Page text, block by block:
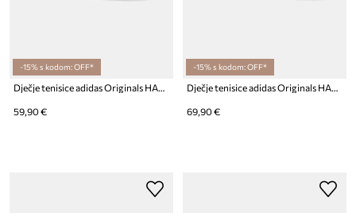
-15% s kodom: OFF*
Dječje tenisice adidas Originals HANDBALL SPEZIAL CF EL
59,90 €
-15% s kodom: OFF*
Dječje tenisice adidas Originals HANDBALL SPEZIAL
69,90 €